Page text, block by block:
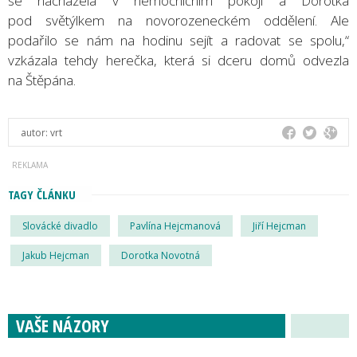
pod světýlkem na novorozeneckém oddělení. Ale
podařilo se nám na hodinu sejít a radovat se spolu,“
vzkázala tehdy herečka, která si dceru domů odvezla
na Štěpána.
autor: vrt
TAGY ČLÁNKU
Slovácké divadlo Pavlína Hejcmanová Jiří Hejcman
Jakub Hejcman Dorotka Novotná
VAŠE NÁZORY